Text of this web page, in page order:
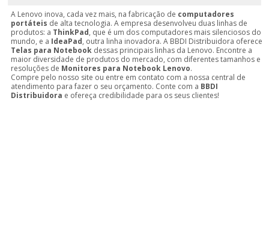
A Lenovo inova, cada vez mais, na fabricação de computadores
portáteis de alta tecnologia. A empresa desenvolveu duas linhas de
produtos: a ThinkPad, que é um dos computadores mais silenciosos do
mundo, e a IdeaPad, outra linha inovadora. A BBDI Distribuidora oferece
Telas para Notebook dessas principais linhas da Lenovo. Encontre a
maior diversidade de produtos do mercado, com diferentes tamanhos e
resoluções de Monitores para Notebook Lenovo.
Compre pelo nosso site ou entre em contato com a nossa central de
atendimento para fazer o seu orçamento. Conte com a BBDI
Distribuidora e ofereça credibilidade para os seus clientes!